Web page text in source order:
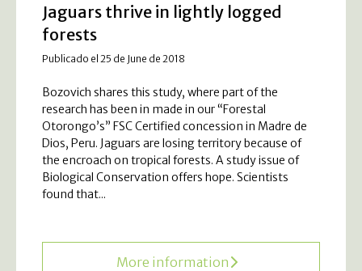
Jaguars thrive in lightly logged
forests
Publicado el 25 de June de 2018
Bozovich shares this study, where part of the
research has been in made in our “Forestal
Otorongo’s” FSC Certified concession in Madre de
Dios, Peru. Jaguars are losing territory because of
the encroach on tropical forests. A study issue of
Biological Conservation offers hope. Scientists
found that...
More information